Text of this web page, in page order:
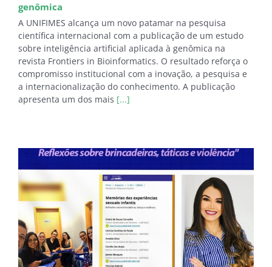
genômica
A UNIFIMES alcança um novo patamar na pesquisa
científica internacional com a publicação de um estudo
sobre inteligência artificial aplicada à genômica na
revista Frontiers in Bioinformatics. O resultado reforça o
compromisso institucional com a inovação, a pesquisa e
a internacionalização do conhecimento. A publicação
apresenta um dos mais [...]